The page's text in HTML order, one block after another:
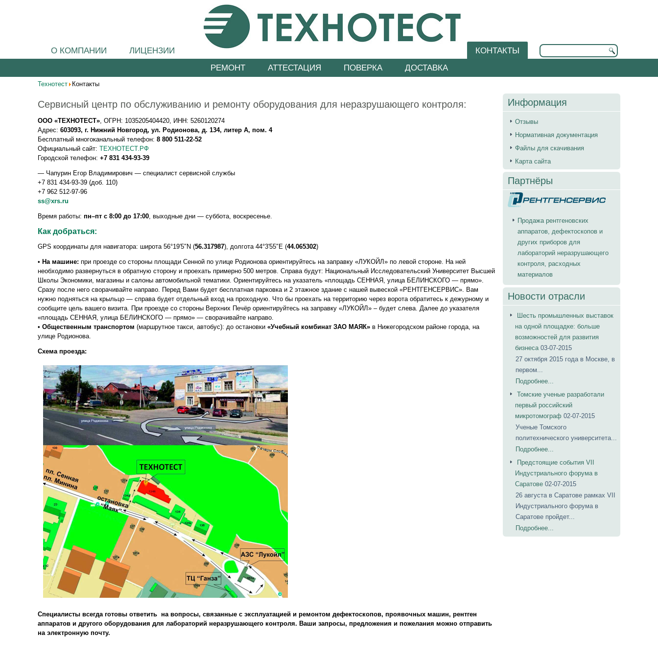
О КОМПАНИИ ЛИЦЕНЗИИ
КОНТАКТЫ
РЕМОНТ
АТТЕСТАЦИЯ ПОВЕРКА ДОСТАВКА
Технотест Контакты
Сервисный центр по обслуживанию и ремонту оборудования для неразрушающего контроля:
ООО «ТЕХНОТЕСТ», ОГРН: 1035205404420, ИНН: 5260120274
Адрес: 603093, г. Нижний Новгород, ул. Родионова, д. 134, литер А, пом. 4
Бесплатный многоканальный телефон: 8 800 511-22-52
Официальный сайт: ТЕХНОТЕСТ.РФ
Городской телефон: +7 831 434-93-39
— Чапурин Егор Владимирович — специалист сервисной службы
+7 831 434-93-39 (доб. 110)
+7 962 512-97-96
Время работы: пн–пт с 8:00 до 17:00, выходные дни — суббота, воскресенье.
Как добраться:
GPS координаты для навигатора: широта 56°19′5″N (56.317987), долгота 44°3′55″E (44.065302)
• На машине: при проезде со стороны площади Сенной по улице Родионова ориентируйтесь на заправку «ЛУКОЙЛ» по левой стороне. На ней
необходимо развернуться в обратную сторону и проехать примерно 500 метров. Справа будут: Национальный Исследовательский Университет Высшей
Школы Экономики, магазины и салоны автомобильной тематики. Ориентируйтесь на указатель «площадь СЕННАЯ, улица БЕЛИНСКОГО — прямо».
Сразу после него сворачивайте направо. Перед Вами будет бесплатная парковка и 2 этажное здание с нашей вывеской «РЕНТГЕНСЕРВИС». Вам
нужно подняться на крыльцо — справа будет отдельный вход на проходную. Что бы проехать на территорию через ворота обратитесь к дежурному и
сообщите цель вашего визита. При проезде со стороны Верхних Печёр ориентируйтесь на заправку «ЛУКОЙЛ» – будет слева. Далее до указателя
«площадь СЕННАЯ, улица БЕЛИНСКОГО — прямо» — сворачивайте направо.
• Общественным транспортом (маршрутное такси, автобус): до остановки «Учебный комбинат ЗАО МАЯК» в Нижегородском районе города, на
улице Родионова.
Схема проезда:
Специалисты всегда готовы ответить на вопросы, связанные с эксплуатацией и ремонтом дефектоскопов, проявочных машин, рентген
аппаратов и другого оборудования для лабораторий неразрушающего контроля. Ваши запросы, предложения и пожелания можно отправить
на электронную почту.
Информация
Отзывы
Нормативная документация
Файлы для скачивания
Карта сайта
Партнёры
Продажа рентгеновских
аппаратов, дефектоскопов и
других приборов для
лабораторий неразрушающего
контроля, расходных
материалов
Новости отрасли
Шесть промышленных выставок
на одной площадке: больше
возможностей для развития
бизнеса 03-07-2015
27 октября 2015 года в Москве, в
первом...
Подробнее...
Томские ученые разработали
первый российский
микротомограф 02-07-2015
Ученые Томского
политехнического университета...
Подробнее...
Предстоящие события VII
Индустриального форума в
Саратове 02-07-2015
26 августа в Саратове рамках VII
Индустриального форума в
Саратове пройдет...
Подробнее...